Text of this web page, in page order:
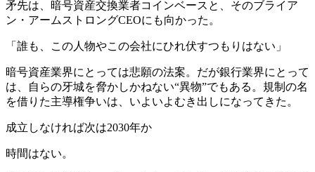
矛先は、暗号資産交換業者コインベースと、そのブライア
ン・アームストロングCEOにも向かった。
「誰も、この人物やこの会社にひれ伏すつもりはない」
暗号資産業界にとっては悲願の法案。だが銀行業界にとって
は、自らの牙城を脅かしかねない“異物”でもある。規制の名
を借りた主導権争いは、いよいよむき出しになってきた。
成立しなければ次は2030年か
時間はない。